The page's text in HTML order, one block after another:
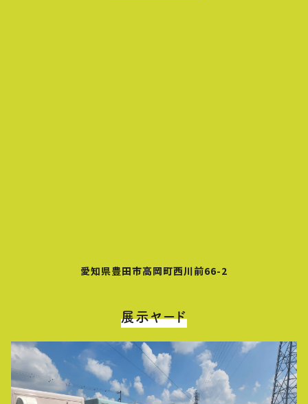
愛知県豊田市高岡町西川前66-2
展示ヤード